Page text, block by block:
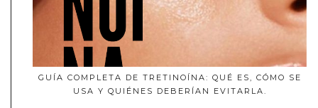
GUÍA COMPLETA DE TRETINOÍNA: QUÉ ES, CÓMO SE
USA Y QUIÉNES DEBERÍAN EVITARLA.